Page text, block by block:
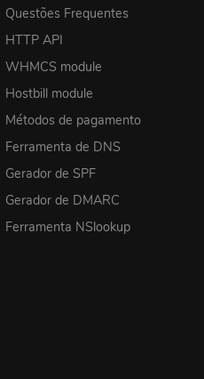
Questões Frequentes
HTTP API
WHMCS module
Hostbill module
Métodos de pagamento
Ferramenta de DNS
Gerador de SPF
Gerador de DMARC
Ferramenta NSlookup